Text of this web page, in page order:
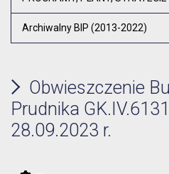
Archiwalny BIP (2013-2022)
Obwieszczenie
Prudnika
28.09.2023 r.